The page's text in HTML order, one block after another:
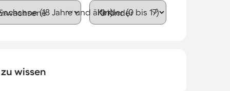
(18 Jahre und älter)Kinder (0 bis 17)
wissen